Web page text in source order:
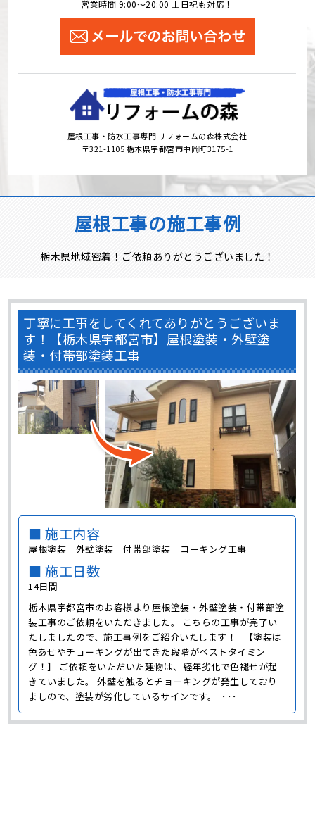
営業時間 9:00～20:00 土日祝も対応！
屋根工事・防水工事専門 リフォームの森株式会社
〒321-1105 栃木県宇都宮市中岡町3175-1
屋根工事の施工事例
栃木県地域密着！ご依頼ありがとうございました！
丁寧に工事をしてくれてありがとうございま
す！【栃木県宇都宮市】屋根塗装・外壁塗
装・付帯部塗装工事
■ 施工内容
屋根塗装 外壁塗装 付帯部塗装 コーキング工事
■ 施工日数
14日間
栃木県宇都宮市のお客様より屋根塗装・外壁塗装・付帯部塗
装工事のご依頼をいただきました。 こちらの工事が完了い
たしましたので、施工事例をご紹介いたします！ 【塗装は
色あせやチョーキングが出てきた段階がベストタイミン
グ！】 ご依頼をいただいた建物は、経年劣化で色褪せが起
きていました。 外壁を触るとチョーキングが発生しており
ましので、塗装が劣化しているサインです。 ･･･